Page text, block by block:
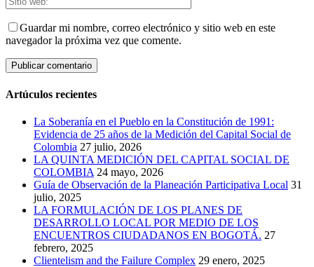
Guardar mi nombre, correo electrónico y sitio web en este
navegador la próxima vez que comente.
Artúculos recientes
La Soberanía en el Pueblo en la Constitución de 1991:
Evidencia de 25 años de la Medición del Capital Social de
Colombia 27 julio, 2026
LA QUINTA MEDICIÓN DEL CAPITAL SOCIAL DE
COLOMBIA 24 mayo, 2026
Guía de Observación de la Planeación Participativa Local 31
julio, 2025
LA FORMULACIÓN DE LOS PLANES DE
DESARROLLO LOCAL POR MEDIO DE LOS
ENCUENTROS CIUDADANOS EN BOGOTÁ. 27
febrero, 2025
Clientelism and the Failure Complex 29 enero, 2025